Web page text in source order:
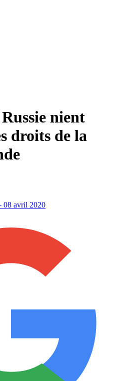
nient
droits de la
08 avril 2020